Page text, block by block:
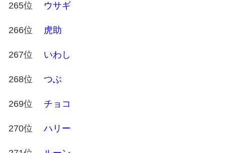
265位 ウサギ
266位 虎助
267位 いわし
268位 つぶ
269位 チョコ
270位 ハリー